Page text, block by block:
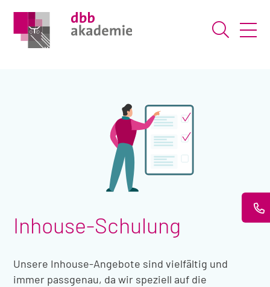
Suche
Inhouse-Schulung
Unsere Inhouse-Angebote sind vielfältig und
immer passgenau, da wir speziell auf die